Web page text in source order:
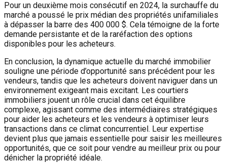
Pour un deuxième mois consécutif en 2024, la surchauffe du
marché a poussé le prix médian des propriétés unifamiliales
à dépasser la barre des 400 000 $. Cela témoigne de la forte
demande persistante et de la raréfaction des options
disponibles pour les acheteurs.
En conclusion, la dynamique actuelle du marché immobilier
souligne une période d’opportunité sans précédent pour les
vendeurs, tandis que les acheteurs doivent naviguer dans un
environnement exigeant mais excitant. Les courtiers
immobiliers jouent un rôle crucial dans cet équilibre
complexe, agissant comme des intermédiaires stratégiques
pour aider les acheteurs et les vendeurs à optimiser leurs
transactions dans ce climat concurrentiel. Leur expertise
devient plus que jamais essentielle pour saisir les meilleures
opportunités, que ce soit pour vendre au meilleur prix ou pour
dénicher la propriété idéale.